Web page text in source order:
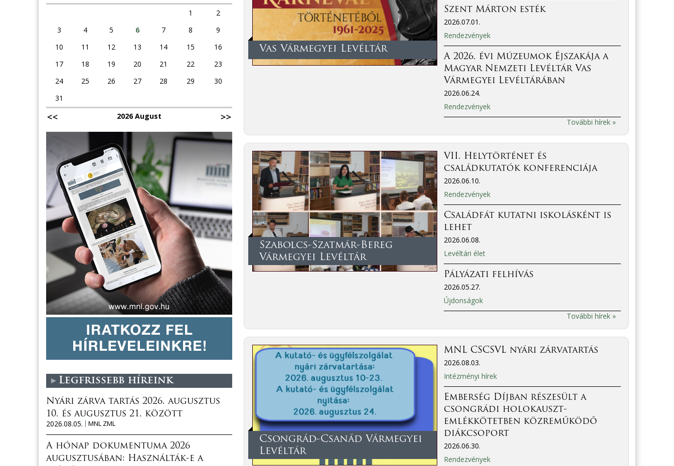
Vas Vármegyei Levéltár
Szent Márton esték
2026.07.01.
Rendezvények
A 2026. évi Múzeumok Éjszakája a
Magyar Nemzeti Levéltár Vas
Vármegyei Levéltárában
2026.06.24.
Rendezvények
További hírek »
Szabolcs-Szatmár-Bereg
Vármegyei Levéltár
VII. Helytörténet és
családkutatók konferenciája
2026.06.10.
Rendezvények
Családfát kutatni iskolásként is
lehet
2026.06.08.
Levéltári élet
Pályázati felhívás
2026.05.27.
Újdonságok
További hírek »
Csongrád-Csanád Vármegyei
Levéltár
MNL CSCSVL nyári zárvatartás
2026.08.03.
Intézményi hírek
Emberség Díjban részesült a
csongrádi holokauszt-
emlékkötetben közreműködő
diákcsoport
2026.06.30.
Rendezvények
1
2
3
4 5 6 7 8
9
10
11 12 13 14 15
16
17
18 19 20 21 22
23
24
25 26 27 28 29
30
31
2026 August
Legfrissebb híreink
Nyári zárva tartás 2026. augusztus
10. és augusztus 21. között
2026.08.05.
MNL ZML
A hónap dokumentuma 2026
augusztusában: Használták-e a